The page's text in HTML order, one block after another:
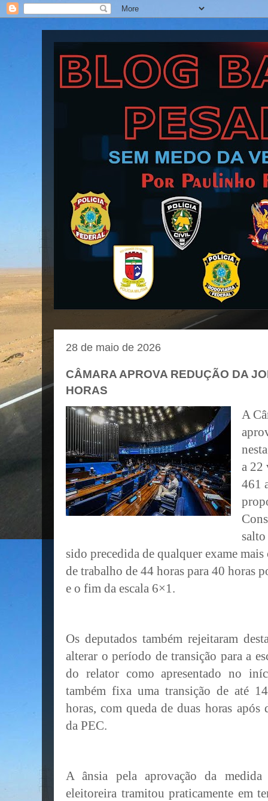
Blog Barra Pesada
28 de maio de 2026
CÂMARA APROVA REDUÇÃO DA
HORAS
A
a 22
461
sido precedida de qualquer exame
de trabalho de 44 horas para 40 horas
e o fim da escala 6×1.
Os deputados também rejeitaram
alterar o período de transição para a
do relator como apresentado no
também fixa uma transição de até
horas, com queda de duas horas após
da PEC.
A ânsia pela aprovação da medida
eleitoreira tramitou praticamente em